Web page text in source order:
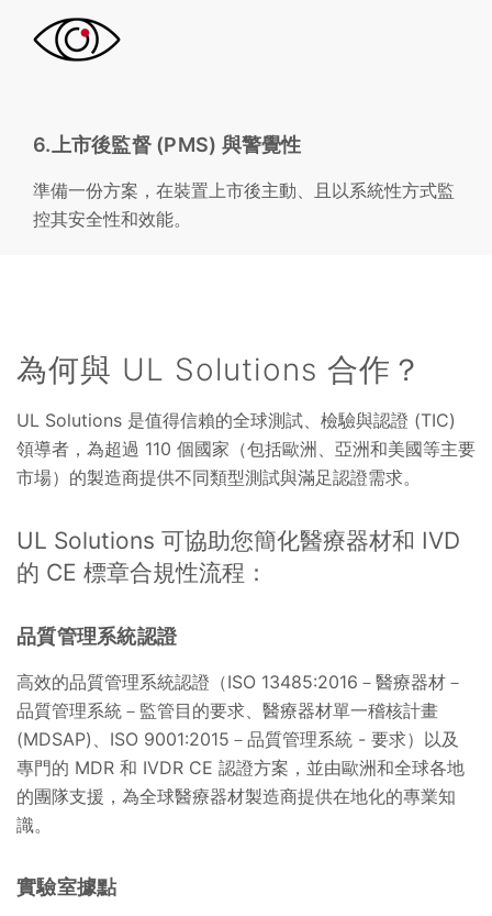
6.上市後監督 (PMS) 與警覺性
準備一份方案，在裝置上市後主動、且以系統性方式監
控其安全性和效能。
為何與 UL Solutions 合作？
UL Solutions 是值得信賴的全球測試、檢驗與認證 (TIC)
領導者，為超過 110 個國家（包括歐洲、亞洲和美國等主要
市場）的製造商提供不同類型測試與滿足認證需求。
UL Solutions 可協助您簡化醫療器材和 IVD
的 CE 標章合規性流程：
品質管理系統認證
高效的品質管理系統認證（ISO 13485:2016－醫療器材－
品質管理系統－監管目的要求、醫療器材單一稽核計畫
(MDSAP)、ISO 9001:2015－品質管理系統 - 要求）以及
專門的 MDR 和 IVDR CE 認證方案，並由歐洲和全球各地
的團隊支援，為全球醫療器材製造商提供在地化的專業知
識。
實驗室據點